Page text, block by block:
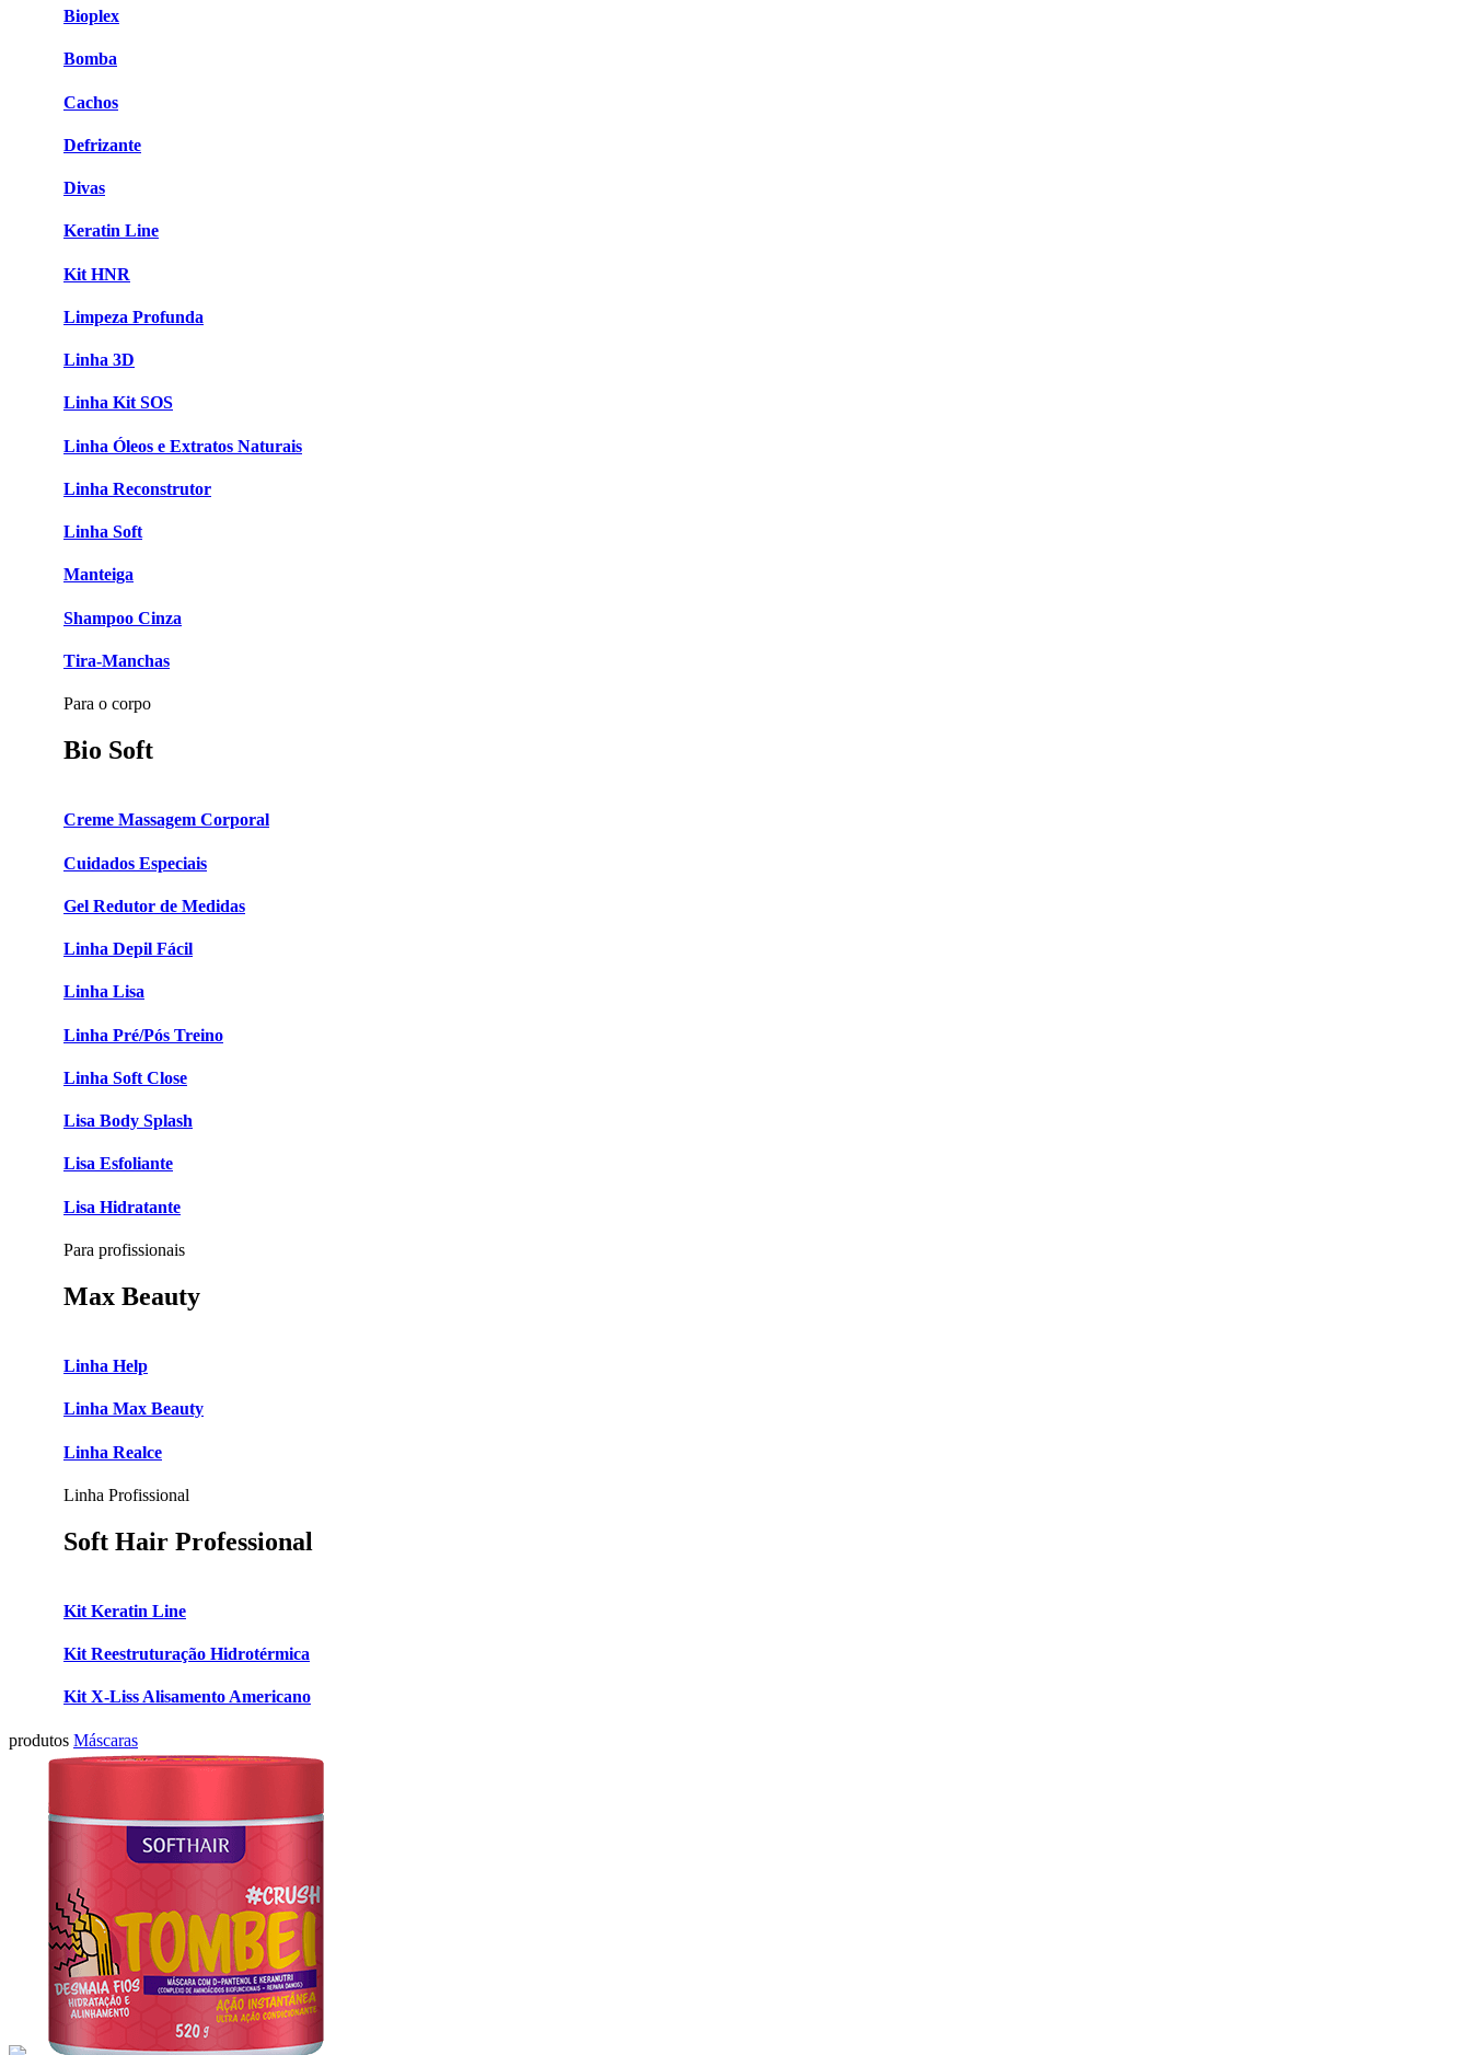
Bioplex
Bomba
Cachos
Defrizante
Divas
Keratin Line
Kit HNR
Limpeza Profunda
Linha 3D
Linha Kit SOS
Linha Óleos e Extratos Naturais
Linha Reconstrutor
Linha Soft
Manteiga
Shampoo Cinza
Tira-Manchas
Para o corpo
Bio Soft
Creme Massagem Corporal
Cuidados Especiais
Gel Redutor de Medidas
Linha Depil Fácil
Linha Lisa
Linha Pré/Pós Treino
Linha Soft Close
Lisa Body Splash
Lisa Esfoliante
Lisa Hidratante
Para profissionais
Max Beauty
Linha Help
Linha Max Beauty
Linha Realce
Linha Profissional
Soft Hair Professional
Kit Keratin Line
Kit Reestruturação Hidrotérmica
Kit X-Liss Alisamento Americano
produtos Máscaras